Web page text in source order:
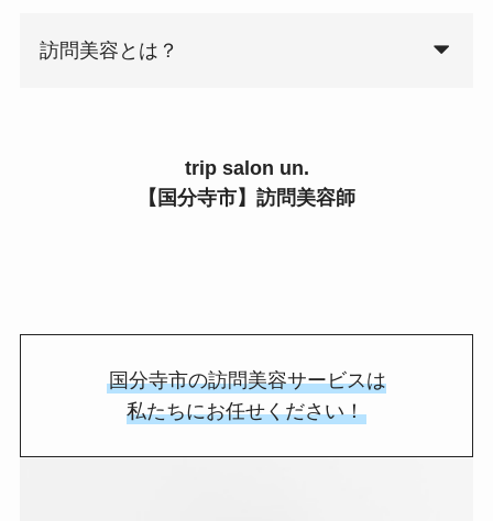
訪問美容とは？
trip salon un.
【 国分寺市】訪問美容師
国分寺市の訪問美容サービスは
私たちにお任せください！